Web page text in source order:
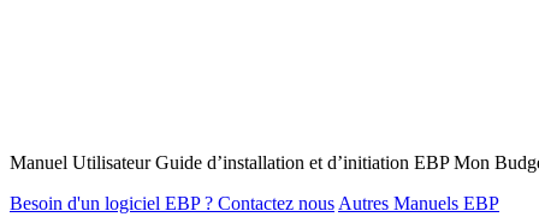
Manuel Utilisateur Guide d’installation et d’initiation EBP Mon
Besoin d'un logiciel EBP ? Contactez nous Autres Manuels EBP